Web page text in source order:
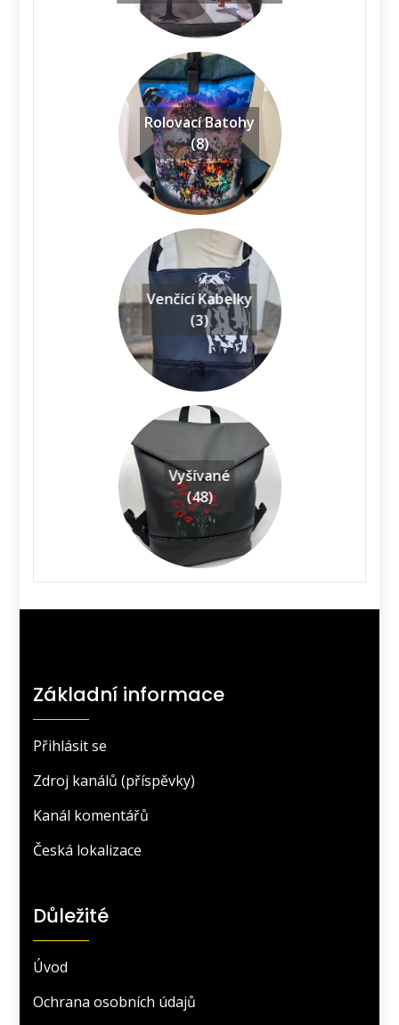
Rolovací Batohy
(8)
Venčící Kabelky
(3)
Vyšívané
(48)
Základní informace
Přihlásit se
Zdroj kanálů (příspěvky)
Kanál komentářů
Česká lokalizace
Důležité
Úvod
Ochrana osobních údajů